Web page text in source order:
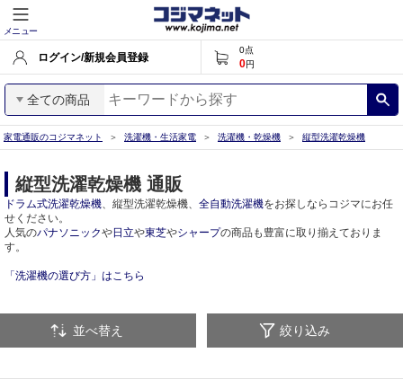
メニュー
ログイン/新規会員登録
0点
0円
全ての商品
家電通販のコジマネット 洗濯機・生活家電 洗濯機・乾燥機 縦型洗濯乾燥機
縦型洗濯乾燥機 通販
ドラム式洗濯乾燥機、縦型洗濯乾燥機、 全自動洗濯機をお探しならコジマにお任
せください。
人気のパナソニックや日立や東芝やシャープの商品も豊富に取り揃えておりま
す。
「洗濯機の選び方」はこちら
並べ替え 絞り込み